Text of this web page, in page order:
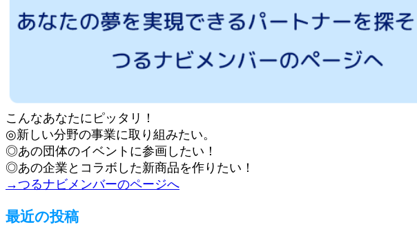
こんなあなたにピッタリ！
◎新しい分野の事業に取り組みたい。
◎あの団体のイベントに参画したい！
◎あの企業とコラボした新商品を作りたい！
→つるナビメンバーのページへ
最近の投稿